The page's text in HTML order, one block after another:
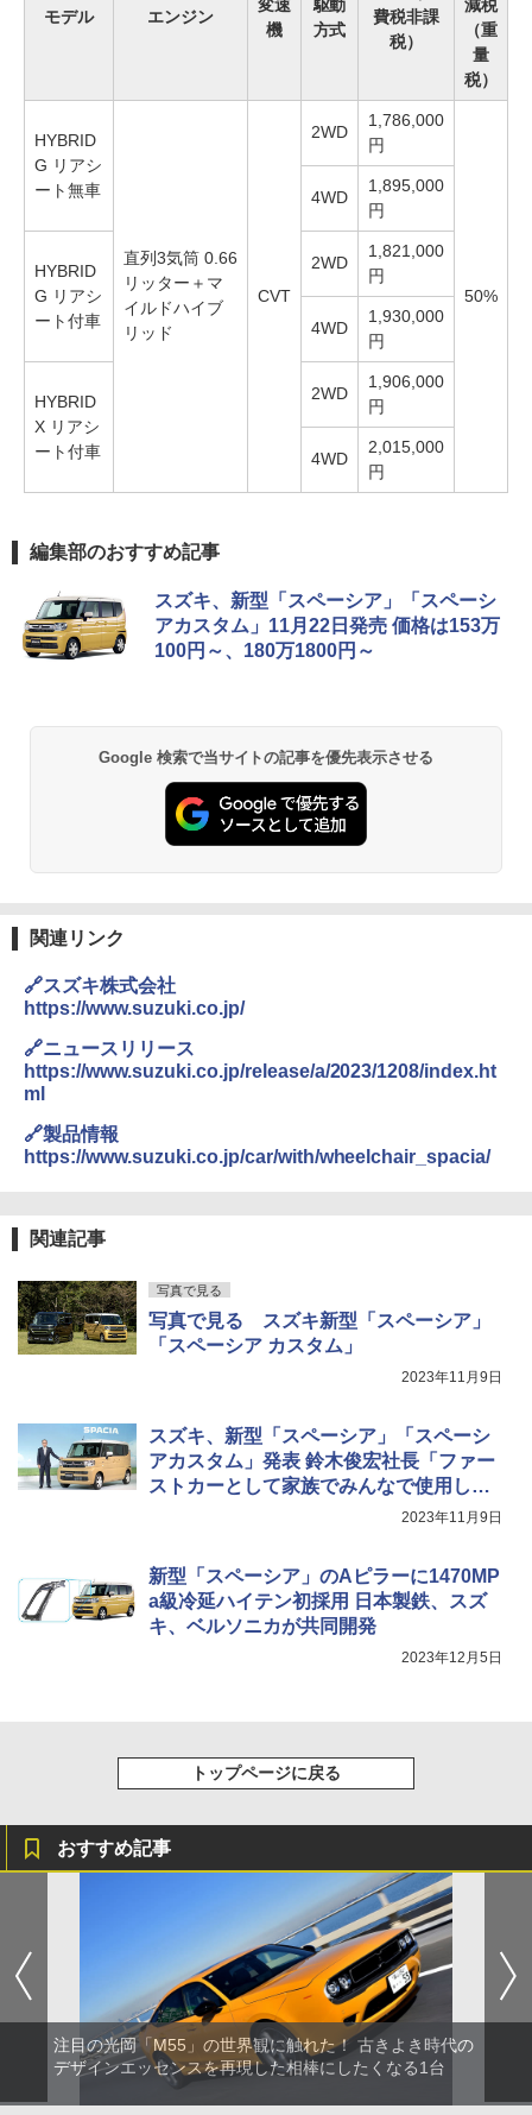
モデル エンジン
変速
機
駆動
方式
費税非課
税）
減税
（重
量
税）
HYBRID
G リアシ
ート無車
直列3気筒 0.66
リッター＋マ
イルドハイブ
リッド
CVT
2WD
1,786,000
円
50%
4WD
1,895,000
円
HYBRID
G リアシ
ート付車
2WD
1,821,000
円
4WD
1,930,000
円
HYBRID
X リアシ
ート付車
2WD
1,906,000
円
4WD
2,015,000
円
編集部のおすすめ記事
スズキ、新型「スペーシア」「スペーシ
アカスタム」11月22日発売 価格は153万
100円～、180万1800円～
Google 検索で当サイトの記事を優先表示させる
関連リンク
🔗スズキ株式会社
https://www.suzuki.co.jp/
🔗ニュースリリース
https://www.suzuki.co.jp/release/a/2023/1208/index.ht
ml
🔗製品情報
https://www.suzuki.co.jp/car/with/wheelchair_spacia/
関連記事
写真で見る
写真で見る スズキ新型「スペーシア」
「スペーシア カスタム」
2023年11月9日
スズキ、新型「スペーシア」「スペーシ
アカスタム」発表 鈴木俊宏社長「ファー
ストカーとして家族でみんなで使用した
2023年11月9日
新型「スペーシア」のAピラーに1470MP
a級冷延ハイテン初採用 日本製鉄、スズ
キ、ベルソニカが共同開発
2023年12月5日
トップページに戻る
おすすめ記事
注目の光岡「M55」の世界観に触れた！ 古きよき時代の
デザインエッセンスを再現した相棒にしたくなる1台